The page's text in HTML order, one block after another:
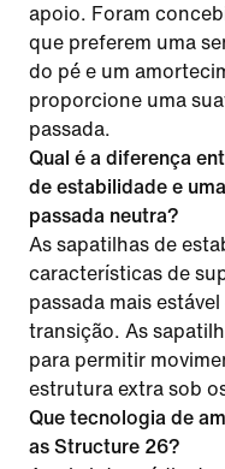
apoio. Foram
que preferem uma
do pé e um
proporcione uma
passada.
Qual é a diferença
de estabilidade e
passada neutra?
As sapatilhas de
características de
passada mais
transição. As
para permitir
estrutura extra sob
Que tecnologia de
as Structure 26?